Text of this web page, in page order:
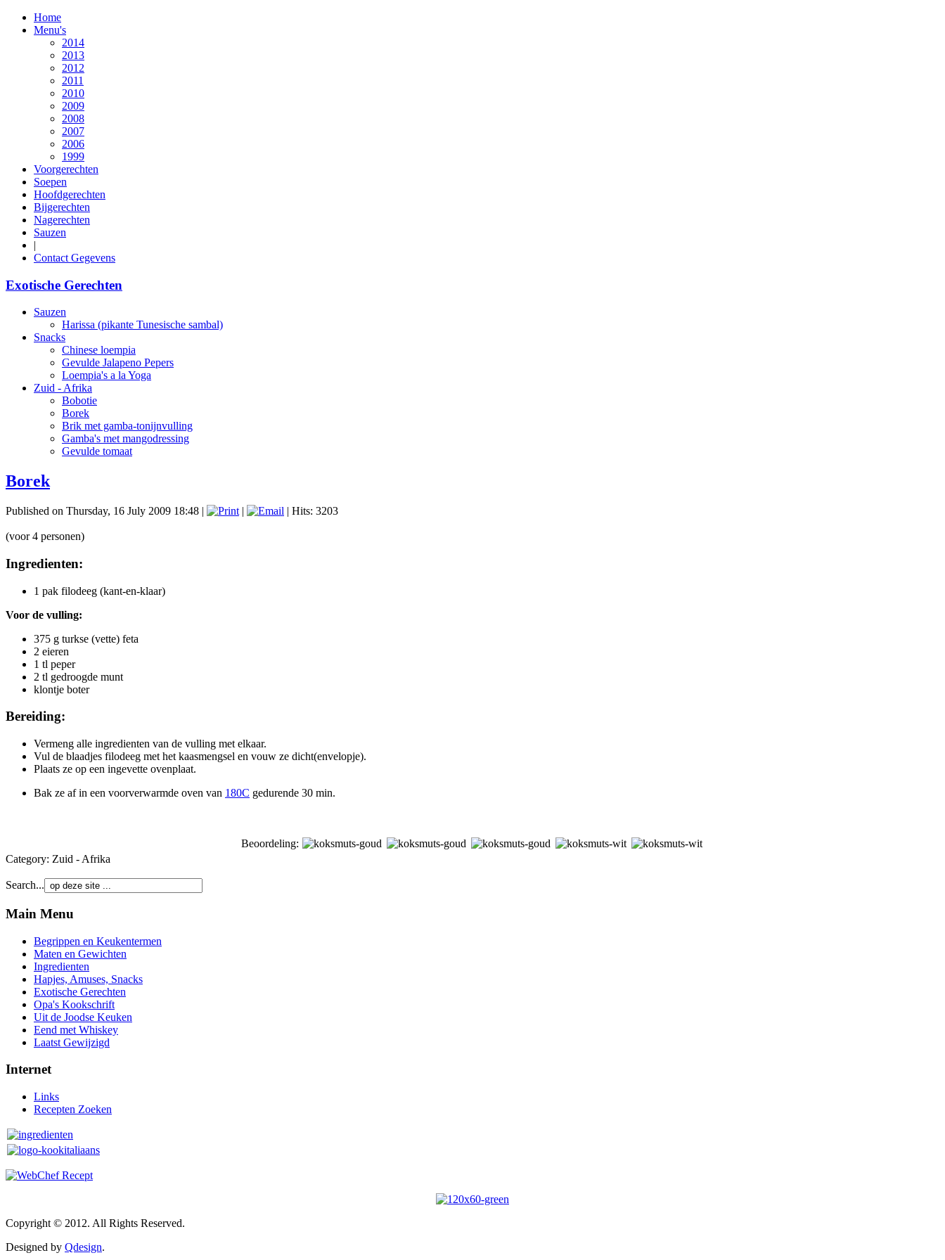
Home
Menu's
2014
2013
2012
2011
2010
2009
2008
2007
2006
1999
Voorgerechten
Soepen
Hoofdgerechten
Bijgerechten
Nagerechten
Sauzen
|
Contact Gegevens
Exotische Gerechten
Sauzen
Harissa (pikante Tunesische sambal)
Snacks
Chinese loempia
Gevulde Jalapeno Pepers
Loempia's a la Yoga
Zuid - Afrika
Bobotie
Borek
Brik met gamba-tonijnvulling
Gamba's met mangodressing
Gevulde tomaat
Borek
Published on Thursday, 16 July 2009 18:48 | | | Hits: 3203
(voor 4 personen)
Ingredienten:
1 pak filodeeg (kant-en-klaar)
Voor de vulling:
375 g turkse (vette) feta
2 eieren
1 tl peper
2 tl gedroogde munt
klontje boter
Bereiding:
Vermeng alle ingredienten van de vulling met elkaar.
Vul de blaadjes filodeeg met het kaasmengsel en vouw ze dicht(envelopje).
Plaats ze op een ingevette ovenplaat.
Bak ze af in een voorverwarmde oven van 180C gedurende 30 min.
Beoordeling:
Category: Zuid - Afrika
Search...
Main Menu
Begrippen en Keukentermen
Maten en Gewichten
Ingredienten
Hapjes, Amuses, Snacks
Exotische Gerechten
Opa's Kookschrift
Uit de Joodse Keuken
Eend met Whiskey
Laatst Gewijzigd
Internet
Links
Recepten Zoeken
Copyright © 2012. All Rights Reserved.
Designed by Qdesign.